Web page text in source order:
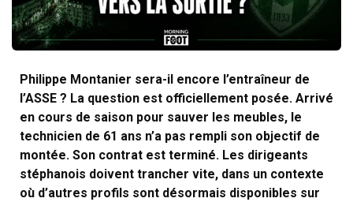
Philippe Montanier sera-il encore l’entraîneur de
l’ASSE ? La question est officiellement posée. Arrivé
en cours de saison pour sauver les meubles, le
technicien de 61 ans n’a pas rempli son objectif de
montée. Son contrat est terminé. Les dirigeants
stéphanois doivent trancher vite, dans un contexte
où d’autres profils sont désormais disponibles sur